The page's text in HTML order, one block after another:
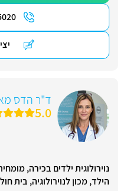
ד"ר הדס
5.0
נוירולוגית ילדים בכירה,
הילד, מכון לנוירולוגיה, בית